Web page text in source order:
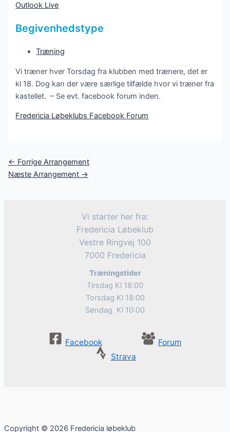
Outlook Live
Begivenhedstype
Træning
Vi træner hver Torsdag fra klubben med trænere, det er
kl 18. Dog kan der være særlige tilfælde hvor vi træner fra
kastellet. – Se evt. facebook forum inden.
Fredericia Løbeklubs Facebook Forum
Post
navigation
← Forrige Arrangement
Næste Arrangement →
Vi starter her fra:
Fredericia Løbeklub
Vestre Ringvej 100
7000 Fredericia
Træningstider
Tirsdag Kl 18:00
Torsdag Kl 18:00
Søndag Kl 10:00
Facebook
Forum
Strava
Copyright © 2026 Fredericia løbeklub